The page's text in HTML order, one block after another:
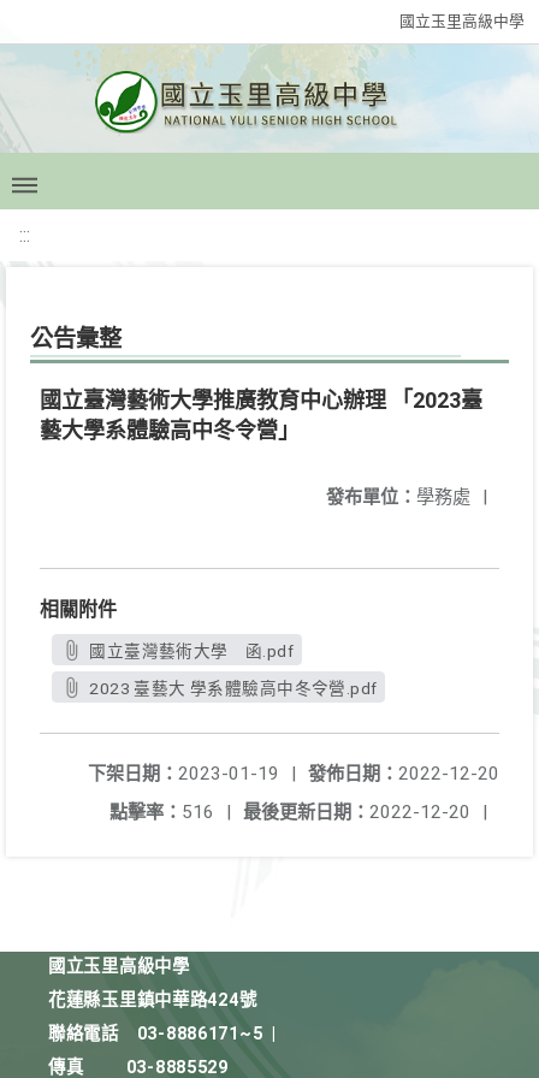
國立玉里高級中學
:::
公告彙整
國立臺灣藝術大學推廣教育中心辦理 「2023臺
藝大學系體驗高中冬令營」
發布單位： 學務處 |
相關附件
國立臺灣藝術大學 函.pdf
2023 臺藝大 學系體驗高中冬令營.pdf
發佈日期： 2022-12-20
下架日期： 2023-01-19
|
最後更新日期： 2022-12-20 |
點擊率： 516 |
國立玉里高級中學
花蓮縣玉里鎮中華路424號
聯絡電話
03-8886171~5
傳真
03-8885529